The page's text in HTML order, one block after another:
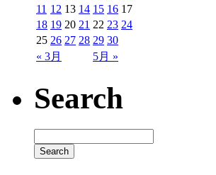
« 3月 5月 »
11 12 13 14 15 16 17
18 19 20 21 22 23 24
25 26 27 28 29 30
Search